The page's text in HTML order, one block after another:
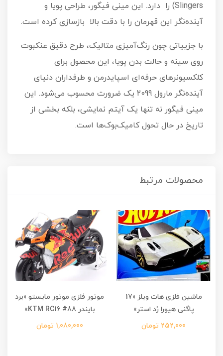
Slingers) را دارد. این مینی فیگور، طراحی پویا و
آینده‌نگر این قهرمان را با دقت بالا بازسازی کرده است.
با جزییاتی چون رنگ‌آمیزی متالیک، طرح دقیق عنکبوت
روی سینه و حالت بدن پویا، این محصول برای
کلکسیونرهای حرفه‌ای اسپایدرمن و طرفداران دنیای
آینده‌نگر مارول 2099 یک ضرورت محسوب می‌شود. این
مینی فیگور نه تنها یک آیتم نمایشی، بلکه بخشی از
تاریخ در حال تحول کامیک‌بوک‌ها است.
محصولات مرتبط
ماشین فلزی هات ویلز «17
پاگنی هیورا رُد استر»
252,000 تومان
موتور فلزی موتور مایستو «برد
بایندر KTM RC16 #88»
1,080,000 تومان